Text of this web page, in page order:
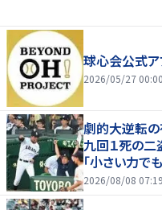
球心会公式ア
2026/05/27 00:00
劇的大逆転の
九回１死の
「小さい力で
「涙が出そうに
2026/08/08 07:19